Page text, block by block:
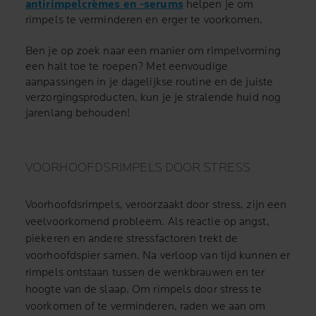
antirimpelcrèmes en -serums helpen je om
rimpels te verminderen en erger te voorkomen.
Ben je op zoek naar een manier om rimpelvorming
een halt toe te roepen? Met eenvoudige
aanpassingen in je dagelijkse routine en de juiste
verzorgingsproducten, kun je je stralende huid nog
jarenlang behouden!
VOORHOOFDSRIMPELS DOOR STRESS
Voorhoofdsrimpels, veroorzaakt door stress, zijn een
veelvoorkomend probleem. Als reactie op angst,
piekeren en andere stressfactoren trekt de
voorhoofdspier samen. Na verloop van tijd kunnen er
rimpels ontstaan tussen de wenkbrauwen en ter
hoogte van de slaap. Om rimpels door stress te
voorkomen of te verminderen, raden we aan om